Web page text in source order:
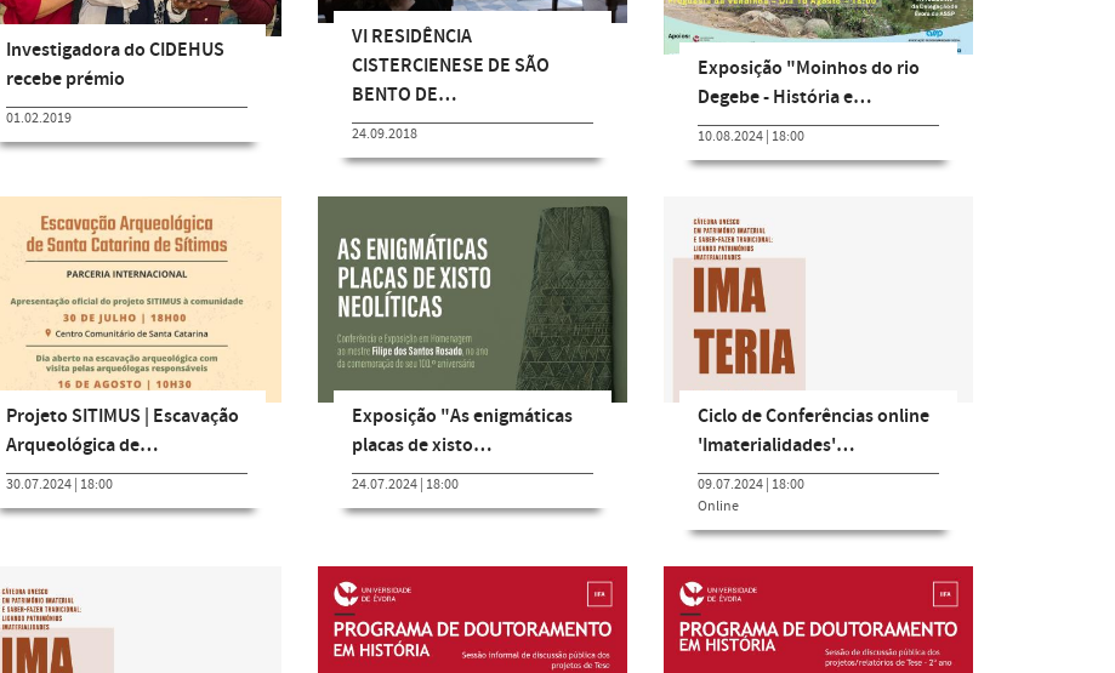
Investigadora do CIDEHUS
recebe prémio
01.02.2019
VI RESIDÊNCIA
CISTERCIENESE DE SÃO
BENTO DE…
24.09.2018
Exposição "Moinhos do rio
Degebe - História e…
10.08.2024 | 18:00
Projeto SITIMUS | Escavação
Arqueológica de…
30.07.2024 | 18:00
Exposição "As enigmáticas
placas de xisto…
24.07.2024 | 18:00
Ciclo de Conferências online
'Imaterialidades'…
09.07.2024 | 18:00
Online